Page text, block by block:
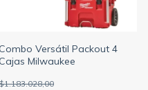
Combo Versátil Packout 4
Cajas Milwaukee